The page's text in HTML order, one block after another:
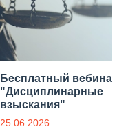
Бесплатный
"Дисциплинарные
взыскания"
25.06.2026